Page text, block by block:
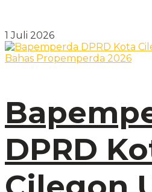
1 Juli 2026
DPRD